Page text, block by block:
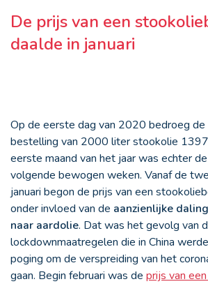
De prijs van een
daalde in januari
Op de eerste dag van 2020 bedroeg de
bestelling van 2000 liter stookolie
eerste maand van het jaar was echter
volgende bewogen weken. Vanaf de
januari begon de prijs van een
onder invloed van de aanzienlijke
naar aardolie. Dat was het gevolg van
lockdownmaatregelen die in China
poging om de verspreiding van het
gaan. Begin februari was de prijs van